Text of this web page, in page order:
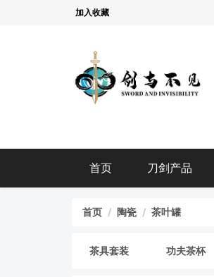
加入收藏
首页 刀剑产品
首页 陶瓷 茶叶罐
茶具套装 功夫茶杯